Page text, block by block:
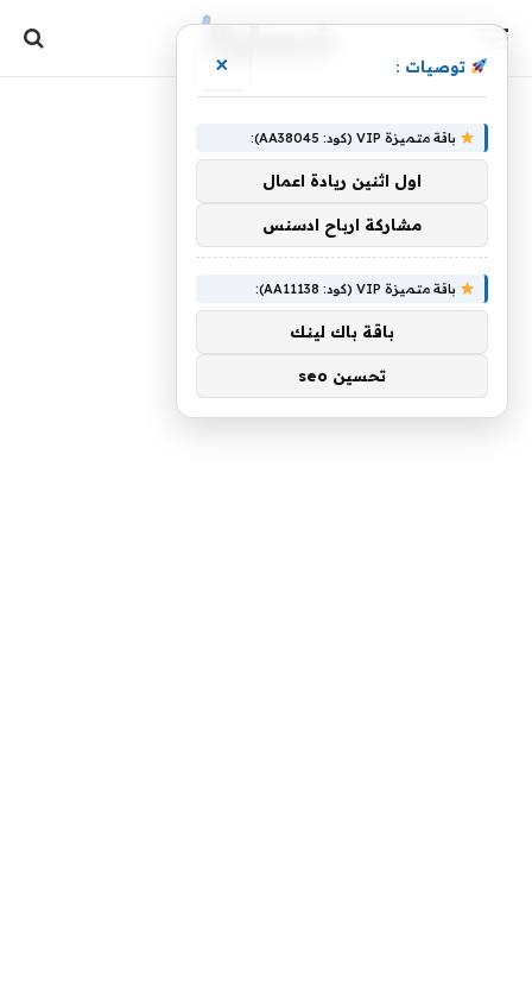
توصيات : ×
باقة متميزة VIP (كود: AA38045):
اول اثنين ريادة اعمال
مشاركة ارباح ادسنس
باقة متميزة VIP (كود: AA11138):
باقة باك لينك
تحسين seo